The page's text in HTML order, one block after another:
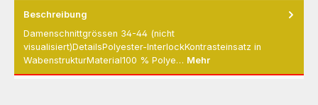
Beschreibung
Damenschnittgrössen 34-44 (nicht
visualisiert)DetailsPolyester-InterlockKontrasteinsatz in
WabenstrukturMaterial100 % Polye… Mehr